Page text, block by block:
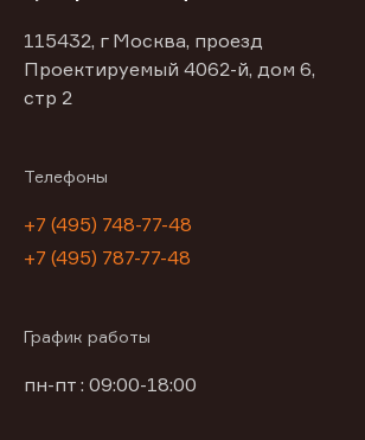
115432, г Москва, проезд
Проектируемый 4062-й, дом 6,
стр 2
Телефоны
+7 (495) 748-77-48
+7 (495) 787-77-48
График работы
пн-пт : 09:00-18:00